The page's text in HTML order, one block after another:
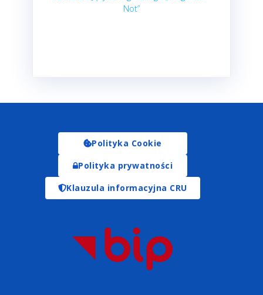
Not”
Polityka Cookie
Polityka prywatności
Klauzula informacyjna CRU